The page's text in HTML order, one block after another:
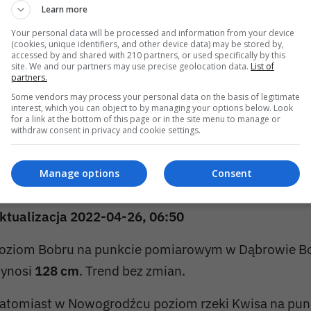
. Trend jest rosnący. Stan
, zaś alarmowy380 cm.
2022-04-25, 13:40
Bobru na punkcie pomiarowym w Dąbrowie
110 cm. Trend bez zmian.
w Nowogrodźcu poziom rzeki Kwisa na
222 cm. Trend jest rosnący.
2022-04-26, 06:50
Bobru na punkcie pomiarowym w Dąbrowie
128 cm. Trend bez zmian.
w Nowogrodźcu poziom rzeki Kwisa na
Learn more
Your personal data will be processed and information from your device
(cookies, unique identifiers, and other device data) may be stored by,
accessed by and shared with 210 partners, or used specifically by this
site. We and our partners may use precise geolocation data. List of
partners.
Some vendors may process your personal data on the basis of legitimate
interest, which you can object to by managing your options below. Look
for a link at the bottom of this page or in the site menu to manage or
withdraw consent in privacy and cookie settings.
Consent
Manage options